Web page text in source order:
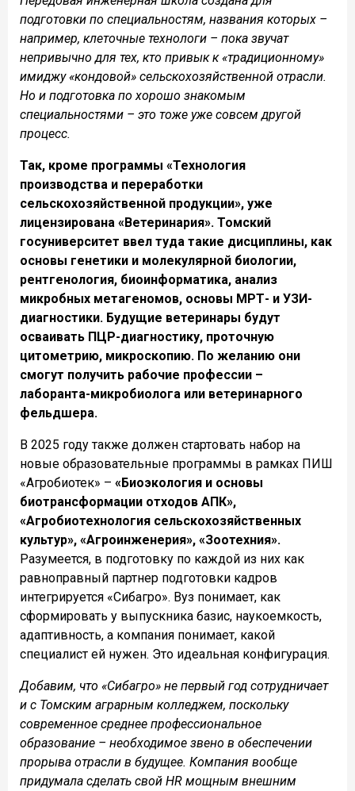
подготовки по специальностям, названия которых –
например, клеточные технологи – пока звучат
непривычно для тех, кто привык к «традиционному»
имиджу «кондовой» сельскохозяйственной отрасли.
Но и подготовка по хорошо знакомым
специальностями – это тоже уже совсем другой
процесс.
Так, кроме программы «Технология
производства и переработки
сельскохозяйственной продукции», уже
лицензирована «Ветеринария». Томский
госуниверситет ввел туда такие дисциплины, как
основы генетики и молекулярной биологии,
рентгенология, биоинформатика, анализ
микробных метагеномов, основы МРТ- и УЗИ-
диагностики. Будущие ветеринары будут
осваивать ПЦР-диагностику, проточную
цитометрию, микроскопию. По желанию они
смогут получить рабочие профессии –
лаборанта-микробиолога или ветеринарного
фельдшера.
В 2025 году также должен стартовать набор на
новые образовательные программы в рамках ПИШ
«Агробиотек» – «Биоэкология и основы
биотрансформации отходов АПК»,
«Агробиотехнология сельскохозяйственных
культур», «Агроинженерия», «Зоотехния».
Разумеется, в подготовку по каждой из них как
равноправный партнер подготовки кадров
интегрируется «Сибагро». Вуз понимает, как
сформировать у выпускника базис, наукоемкость,
адаптивность, а компания понимает, какой
специалист ей нужен. Это идеальная конфигурация.
Добавим, что «Сибагро» не первый год сотрудничает
и с Томским аграрным колледжем, поскольку
современное среднее профессиональное
образование – необходимое звено в обеспечении
прорыва отрасли в будущее. Компания вообще
придумала сделать свой HR мощным внешним